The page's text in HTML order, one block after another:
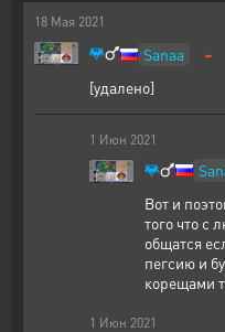
18 Мая 2021
Sanaa -
[удалено]
1 Июн 2021
Вот и
того что с
общатся
пегсию и
корещами
1 Июн 2021